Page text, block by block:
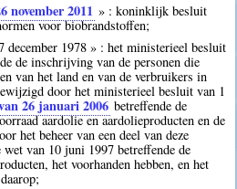
2011 » : koninklijk besluit
voor biobrandstoffen;
december 1978 » : het ministerieel besluit
de inschrijving van de personen die
van het land en van de verbruikers in
door het ministerieel besluit van 1
26 januari 2006 betreffende de
aardolie en aardolieproducten en de
het beheer van een deel van deze
van 10 juni 1997 betreffende de
het voorhanden hebben, en het